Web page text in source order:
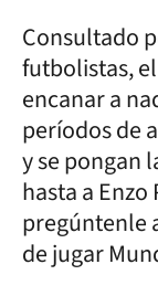
Consultado
futbolistas,
encanar a
períodos de
y se pongan
hasta a
pregúntenle
de jugar